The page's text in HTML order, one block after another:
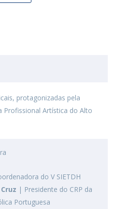
protagonizadas pela
Profissional Artística do Alto
do V SIETDH
| Presidente do CRP da
Portuguesa